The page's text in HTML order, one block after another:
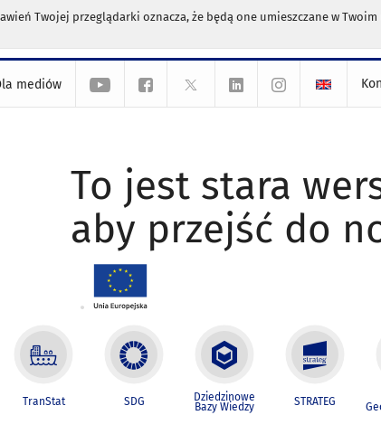
Twojej przeglądarki oznacza, że będą one umieszczane w
mediów
To jest stara
aby przejść do
TranStat SDG Dziedzinowe
Bazy Wiedzy STRATEG